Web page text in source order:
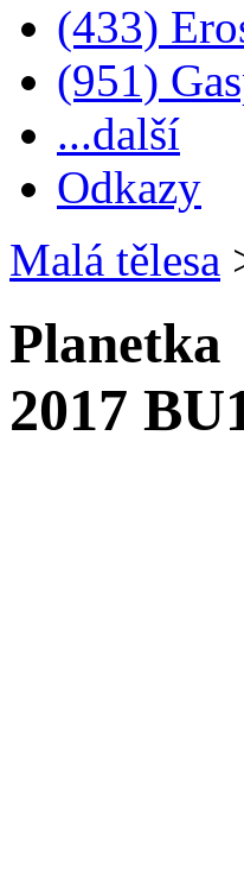
(433)
(951)
...další
Odkazy
Malá tělesa
Planetka
2017